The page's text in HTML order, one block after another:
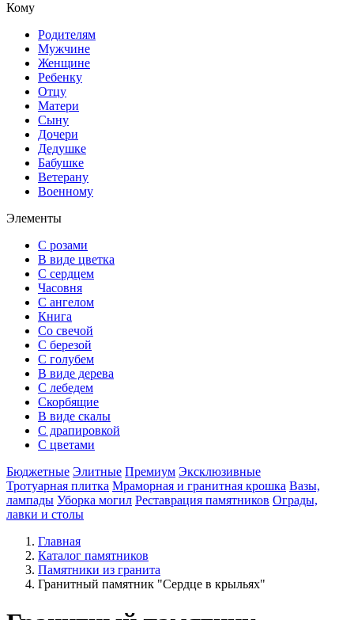
Кому
Родителям
Мужчине
Женщине
Ребенку
Отцу
Матери
Сыну
Дочери
Дедушке
Бабушке
Ветерану
Военному
Элементы
С розами
В виде цветка
С сердцем
Часовня
С ангелом
Книга
Со свечой
С березой
С голубем
В виде дерева
С лебедем
Скорбящие
В виде скалы
С драпировкой
С цветами
Бюджетные Элитные Премиум Эксклюзивные
Тротуарная плитка Мраморная и гранитная крошка Вазы,
лампады Уборка могил Реставрация памятников Ограды,
лавки и столы
Главная
Каталог памятников
Памятники из гранита
Гранитный памятник "Сердце в крыльях"